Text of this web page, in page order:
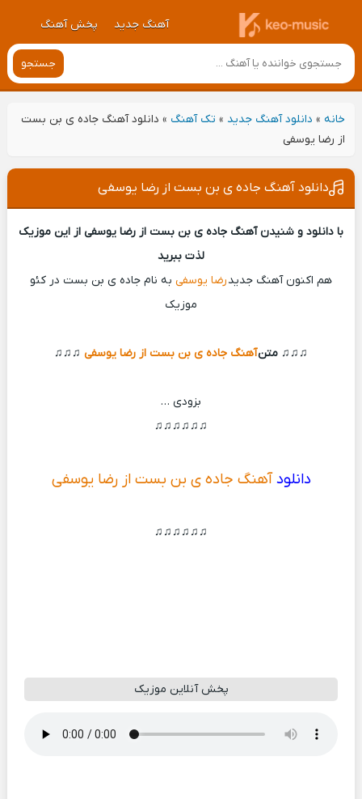
آهنگ جدید پخش آهنگ
جستجو
خانه» دانلود آهنگ جدید » تک آهنگ » دانلود آهنگ جاده ی بن بست
از رضا یوسفی
دانلود آهنگ جاده ی بن بست از رضا یوسفی
با دانلود و شنیدن آهنگ جاده ی بن بست از رضا یوسفی از این موزیک
لذت ببرید
هم اکنون آهنگ جدیدرضا یوسفی به نام جاده ی بن بست در کئو
موزیک
♫♫♫ متنآهنگ جاده ی بن بست از رضا یوسفی ♫♫♫
بزودی …
♫♫♫♫♫♫
دانلودآهنگ جاده ی بن بست از رضا یوسفی
♫♫♫♫♫♫
پخش آنلاین موزیک